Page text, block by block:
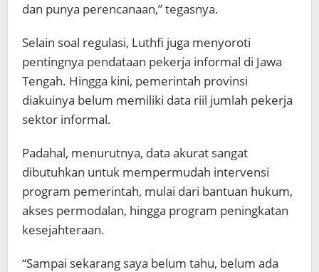
dan punya perencanaan,” tegasnya.
Selain soal regulasi, Luthfi juga menyoroti
pentingnya pendataan pekerja informal di Jawa
Tengah. Hingga kini, pemerintah provinsi
diakuinya belum memiliki data riil jumlah pekerja
sektor informal.
Padahal, menurutnya, data akurat sangat
dibutuhkan untuk mempermudah intervensi
program pemerintah, mulai dari bantuan hukum,
akses permodalan, hingga program peningkatan
kesejahteraan.
“Sampai sekarang saya belum tahu, belum ada